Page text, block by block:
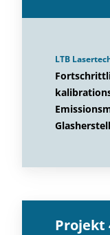
LTB
Projekt